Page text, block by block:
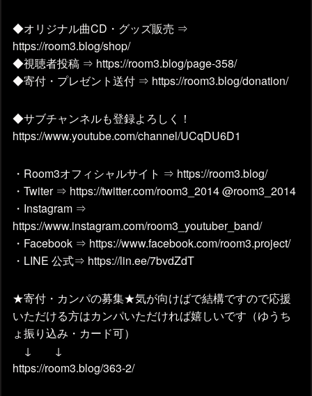
◆オリジナル曲CD・グッズ販売 ⇒
https://room3.blog/shop/
◆視聴者投稿 ⇒ https://room3.blog/page-358/
◆寄付・プレゼント送付 ⇒ https://room3.blog/donation/
◆サブチャンネルも登録よろしく！
https://www.youtube.com/channel/UCqDU6D1
・Room3オフィシャルサイト ⇒ https://room3.blog/
・Twiter ⇒ https://twitter.com/room3_2014 @room3_2014
・Instagram ⇒
https://www.instagram.com/room3_youtuber_band/
・Facebook ⇒ https://www.facebook.com/room3.project/
・LINE 公式⇒ https://lin.ee/7bvdZdT
★寄付・カンパの募集★気が向けばで結構ですので応援
いただける方はカンパいただければ嬉しいです（ゆうち
ょ振り込み・カード可）
↓ ↓
https://room3.blog/363-2/